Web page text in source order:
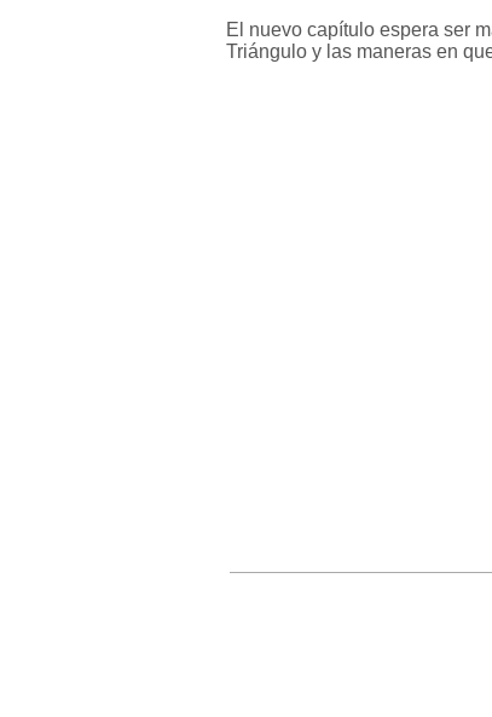
El nuevo capítulo espera ser
Triángulo y las maneras en